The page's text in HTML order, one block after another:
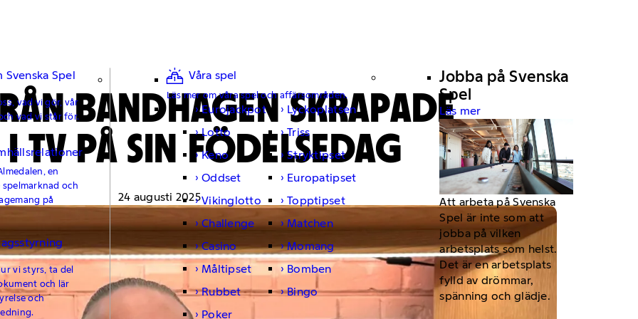
Svenska Spel
vad vi gör, vår
vad vi står för.
en
och
på
vi styrs, ta del
och lär
och
Våra spel
Läs mer om våra spel och affärsområden.
Eurojackpot
Lyckoplatsen
Lotto
Triss
Keno
Stryktipset
Oddset
Europatipset
Vikinglotto
Topptipset
Challenge
Matchen
Casino
Momang
Måltipset
Bomben
Rubbet
Bingo
Poker
Jobba på Svenska
Spel
Läs mer
Att arbeta på Svenska
Spel är inte som att
jobba på vilken
arbetsplats som helst.
Det är en arbetsplats
fylld av drömmar,
spänning och glädje.
BANDHAGEN SKRAPADE
I TV PÅ SIN FÖDELSEDAG
24 augusti 2025